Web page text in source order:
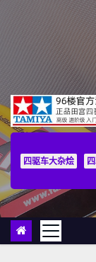
四驱车大杂烩